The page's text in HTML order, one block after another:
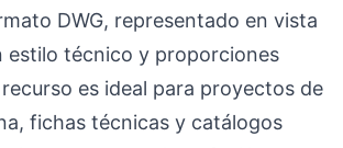
DWG, representado en vista
estilo técnico y proporciones
es ideal para proyectos de
fichas técnicas y catálogos